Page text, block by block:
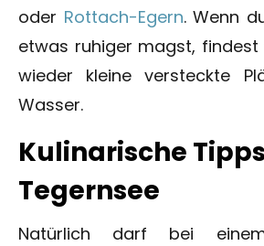
oder Rottach-Egern. Wenn
etwas ruhiger magst,
wieder kleine versteckte
Wasser.
Kulinarische
Tegernsee
Natürlich darf bei